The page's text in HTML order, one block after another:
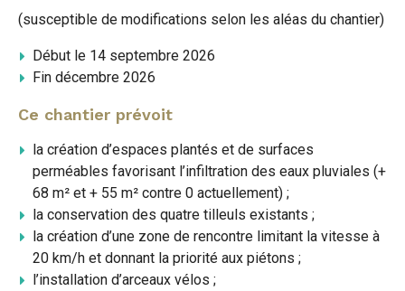
(susceptible de modifications selon les aléas du chantier)
Début le 14 septembre 2026
Fin décembre 2026
Ce chantier prévoit
la création d’espaces plantés et de surfaces
perméables favorisant l’infiltration des eaux pluviales (+
68 m² et + 55 m² contre 0 actuellement) ;
la conservation des quatre tilleuls existants ;
la création d’une zone de rencontre limitant la vitesse à
20 km/h et donnant la priorité aux piétons ;
l’installation d’arceaux vélos ;